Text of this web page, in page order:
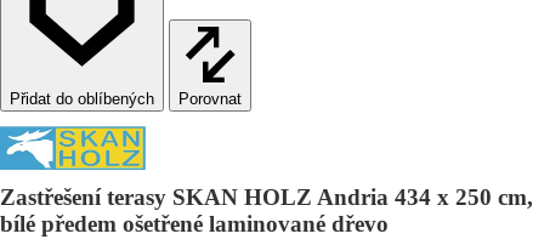
Porovnat
Zastřešení terasy SKAN HOLZ Andria 434 x 250 cm,
bílé předem ošetřené laminované dřevo